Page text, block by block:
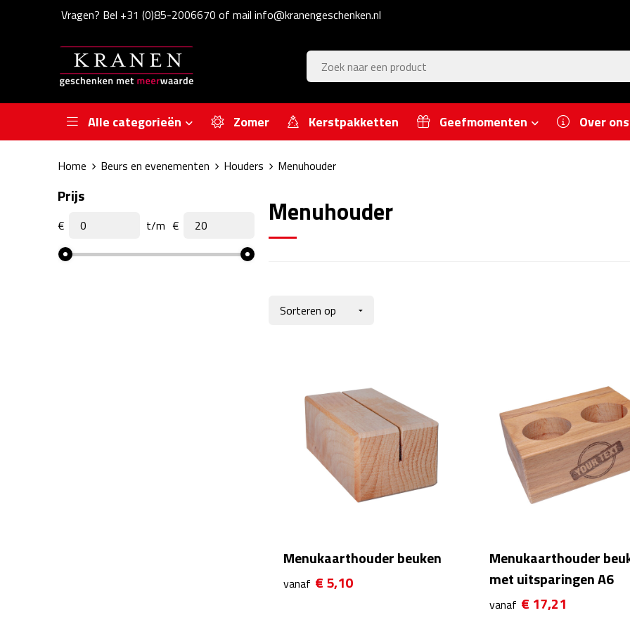
Vragen? Bel +31 (0)85-2006670 of mail info@kranengeschenken.nl
Alle categorieën Zomer Kerstpakketten Geefmomenten Over ons
Home Beurs en evenementen Houders Menuhouder
Prijs
€ t/m € Menuhouder
Menukaarthouder beuken
vanaf € 5,10
Menukaarthouder
met uitsparingen A6
vanaf € 17,21